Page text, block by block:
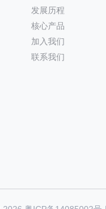
发展历程
核心产品
加入我们
联系我们